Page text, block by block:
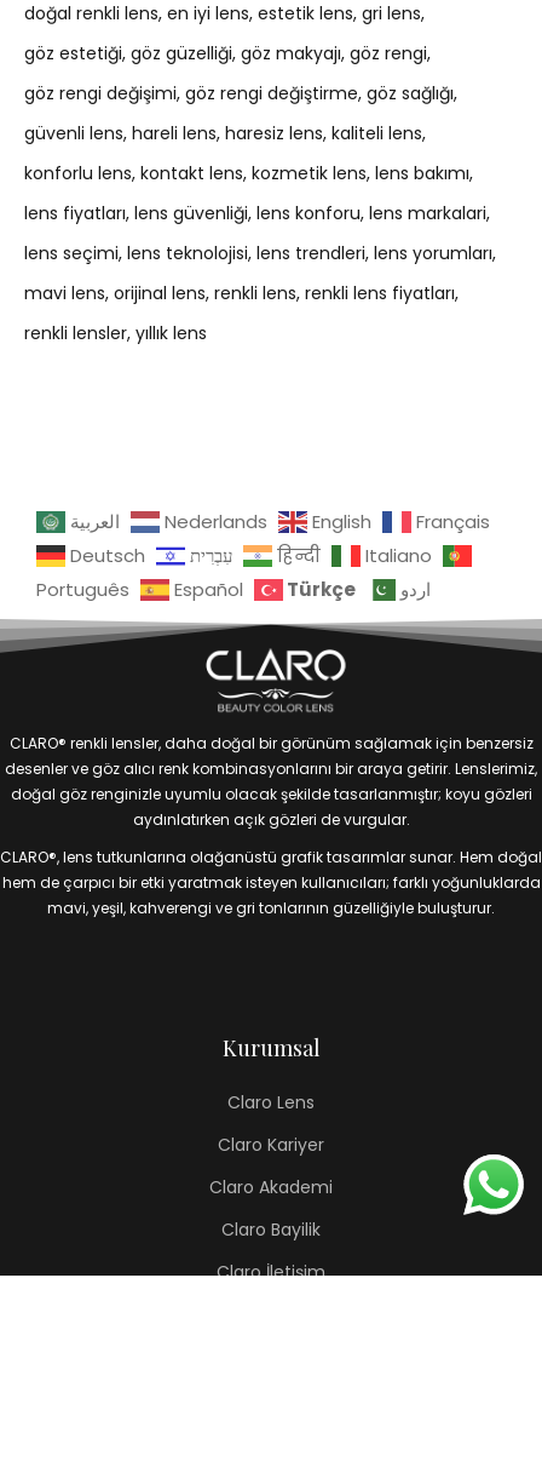
doğal renkli lens en iyi lens estetik lens gri lens
göz estetiği göz güzelliği göz makyajı göz rengi
göz rengi değişimi göz rengi değiştirme göz sağlığı
güvenli lens hareli lens haresiz lens kaliteli lens
konforlu lens kontakt lens kozmetik lens lens bakımı
lens fiyatları lens güvenliği lens konforu lens markalari
lens seçimi lens teknolojisi lens trendleri lens yorumları
mavi lens orijinal lens renkli lens renkli lens fiyatları
renkli lensler yıllık lens
العربية Nederlands English
Français
Deutsch
עִבְרִית हिन्दी
Italiano
Português
Español Türkçe اردو
CLARO® renkli lensler, daha doğal bir görünüm sağlamak için benzersiz
desenler ve göz alıcı renk kombinasyonlarını bir araya getirir. Lenslerimiz,
doğal göz renginizle uyumlu olacak şekilde tasarlanmıştır; koyu gözleri
aydınlatırken açık gözleri de vurgular.
CLARO®, lens tutkunlarına olağanüstü grafik tasarımlar sunar. Hem doğal
hem de çarpıcı bir etki yaratmak isteyen kullanıcıları; farklı yoğunluklarda
mavi, yeşil, kahverengi ve gri tonlarının güzelliğiyle buluşturur.
Kurumsal
Claro Lens
Claro Kariyer
Claro Akademi
Claro Bayilik
Claro İletişim